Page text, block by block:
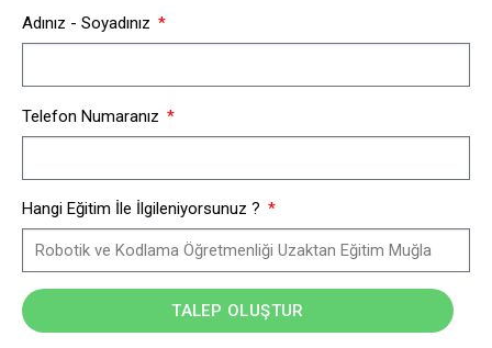
Adınız - Soyadınız
Telefon Numaranız
Hangi Eğitim İle İlgileniyorsunuz ?
TALEP OLUŞTUR